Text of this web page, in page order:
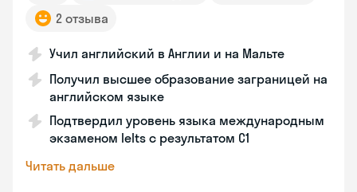
2 отзыва
Учил английский в Англии и на Мальте
Получил высшее образование заграницей на
английском языке
Подтвердил уровень языка международным
экзаменом Ielts с результатом C1
Читать дальше